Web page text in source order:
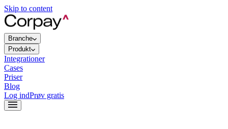
Skip to content
Branche
Produkt
Integrationer
Cases
Priser
Blog
Log indPrøv gratis